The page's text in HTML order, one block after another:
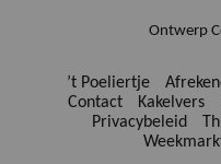
Ontwerp
’t Poeliertje
Contact
Kakelvers
Privacybeleid